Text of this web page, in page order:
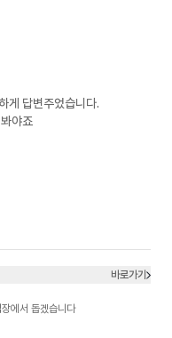
게 답변주었습니다.
야죠
바로가기
에서 돕겠습니다